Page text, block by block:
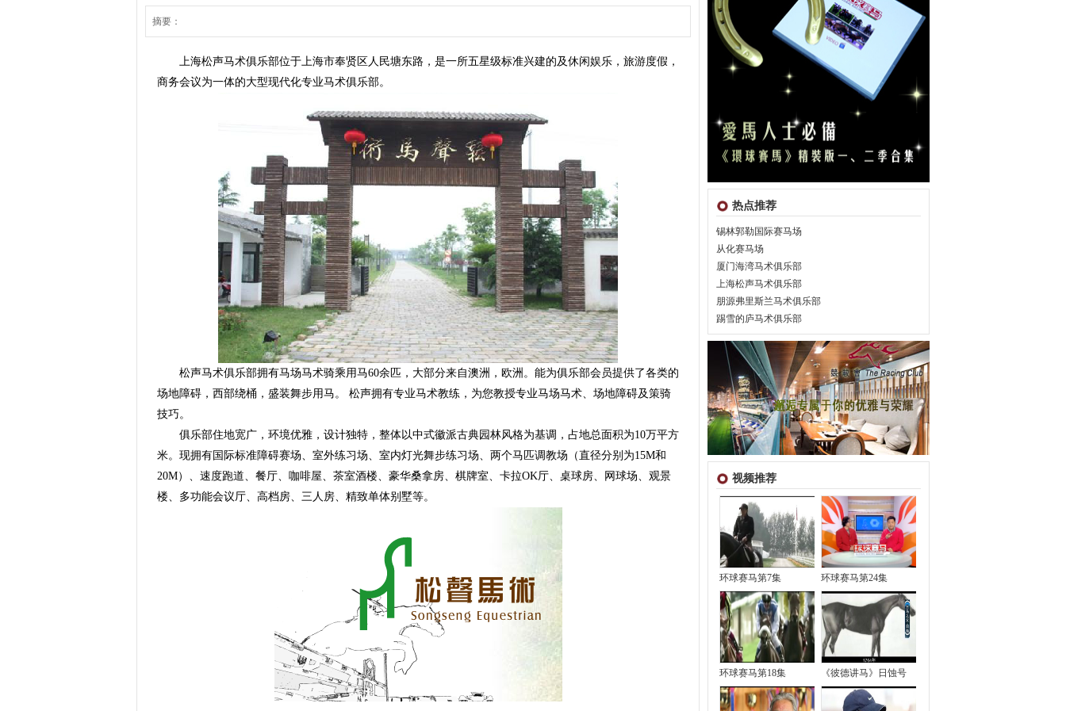
热点推荐
锡林郭勒国际赛马场
从化赛马场
厦门海湾马术俱乐部
上海松声马术俱乐部
朋源弗里斯兰马术俱乐部
踢雪的庐马术俱乐部
视频推荐
环球赛马第7集 环球赛马第24集
环球赛马第18集 《彼德讲马》日蚀号
摘要：
上海松声马术俱乐部位于上海市奉贤区人民塘东路，是一所五星级标准兴建的及休闲娱乐，旅游度假，
商务会议为一体的大型现代化专业马术俱乐部。
松声马术俱乐部拥有马场马术骑乘用马60余匹，大部分来自澳洲，欧洲。能为俱乐部会员提供了各类的
场地障碍，西部绕桶，盛装舞步用马。 松声拥有专业马术教练，为您教授专业马场马术、场地障碍及策骑
技巧。
俱乐部住地宽广，环境优雅，设计独特，整体以中式徽派古典园林风格为基调，占地总面积为10万平方
米。现拥有国际标准障碍赛场、室外练习场、室内灯光舞步练习场、两个马匹调教场（直径分别为15M和
20M）、速度跑道、餐厅、咖啡屋、茶室酒楼、豪华桑拿房、棋牌室、卡拉OK厅、桌球房、网球场、观景
楼、多功能会议厅、高档房、三人房、精致单体别墅等。